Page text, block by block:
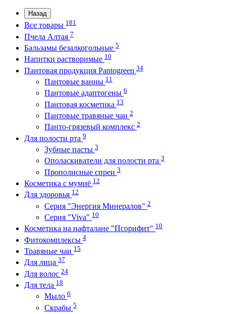
Назад
Все товары 181
Пчела Алтая 7
Бальзамы безалкогольные 5
Напитки растворимые 10
Пантовая продукция Pantogreen 34
Пантовые ванны 11
Пантовые адаптогены 6
Пантовая косметика 13
Пантовые травяные чаи 2
Панто-грязевый комплекс 2
Для полости рта 9
Зубные пасты 3
Ополаскиватели для полости рта 3
Прополисные спреи 3
Косметика с мумиё 12
Для здоровья 12
Серия "Энергия Минералов" 2
Серия "Viva" 10
Косметика на нафталане "Псорифит" 10
Фитокомплексы 4
Травяные чаи 15
Для лица 37
Для волос 24
Для тела 18
Мыло 6
Скрабы 5